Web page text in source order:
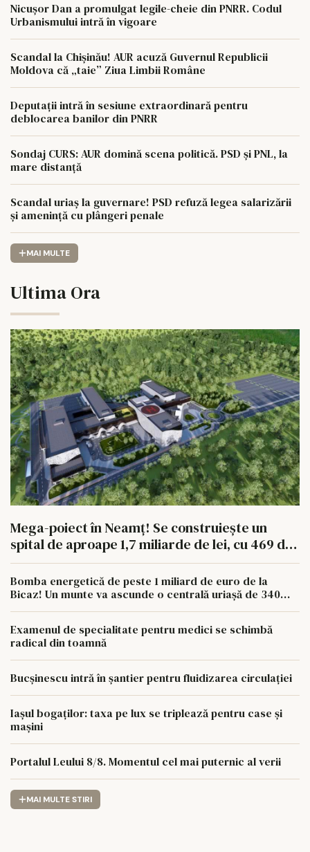
Nicușor Dan a promulgat legile-cheie din PNRR. Codul
Urbanismului intră în vigoare
Scandal la Chișinău! AUR acuză Guvernul Republicii
Moldova că „taie” Ziua Limbii Române
Deputații intră în sesiune extraordinară pentru
deblocarea banilor din PNRR
Sondaj CURS: AUR domină scena politică. PSD și PNL, la
mare distanță
Scandal uriaș la guvernare! PSD refuză legea salarizării
și amenință cu plângeri penale
MAI MULTE
Ultima Ora
Mega-poiect în Neamț! Se construiește un
spital de aproape 1,7 miliarde de lei, cu 469 de
paturi
Bomba energetică de peste 1 miliard de euro de la
Bicaz! Un munte va ascunde o centrală uriașă de 340
Examenul de specialitate pentru medici se schimbă
radical din toamnă
Bucșinescu intră în șantier pentru fluidizarea circulației
Iașul bogaților: taxa pe lux se triplează pentru case și
mașini
Portalul Leului 8/8. Momentul cel mai puternic al verii
MAI MULTE STIRI